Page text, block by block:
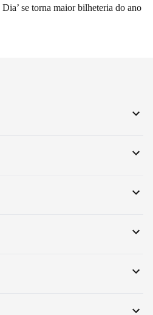
se torna maior bilheteria do ano